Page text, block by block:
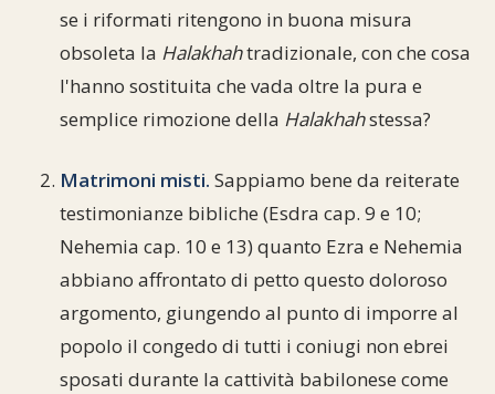
se i riformati ritengono in buona misura
obsoleta la Halakhahtradizionale, con che cosa
l'hanno sostituita che vada oltre la pura e
semplice rimozione della Halakhahstessa?
Matrimoni misti. Sappiamo bene da reiterate
testimonianze bibliche (Esdra cap. 9 e 10;
Nehemia cap. 10 e 13) quanto Ezra e Nehemia
abbiano affrontato di petto questo doloroso
argomento, giungendo al punto di imporre al
popolo il congedo di tutti i coniugi non ebrei
sposati durante la cattività babilonese come